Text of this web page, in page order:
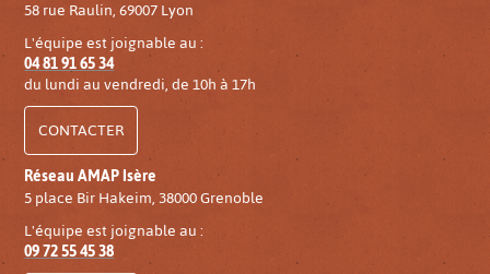
58 rue Raulin, 69007 Lyon
L'équipe est joignable au :
04 81 91 65 34
du lundi au vendredi, de 10h à 17h
CONTACTER
Réseau AMAP Isère
5 place Bir Hakeim, 38000 Grenoble
L'équipe est joignable au :
09 72 55 45 38